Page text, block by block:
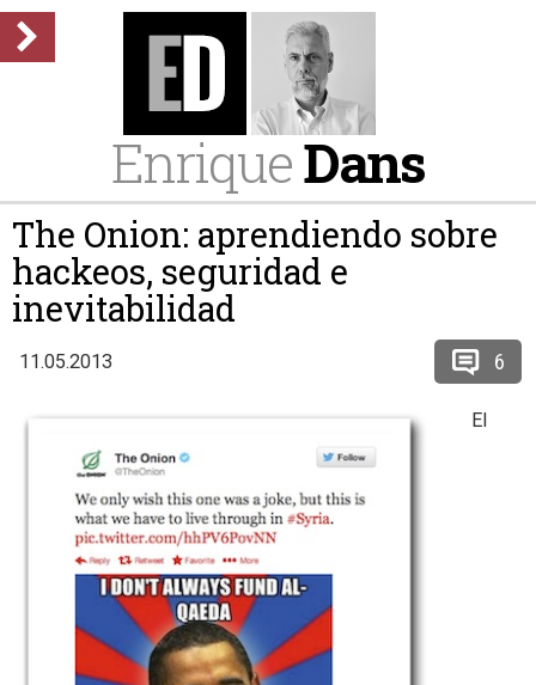
EnriqueDans
The Onion: aprendiendo sobre
hackeos, seguridad e
inevitabilidad
11.05.2013 6
El